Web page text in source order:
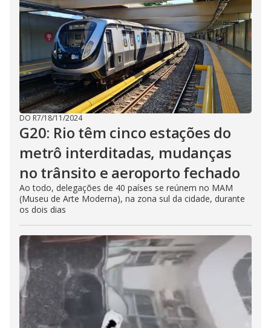
DO R7/18/11/2024
G20: Rio têm cinco estações do
metrô interditadas, mudanças
no trânsito e aeroporto fechado
Ao todo, delegações de 40 países se reúnem no MAM
(Museu de Arte Moderna), na zona sul da cidade, durante
os dois dias